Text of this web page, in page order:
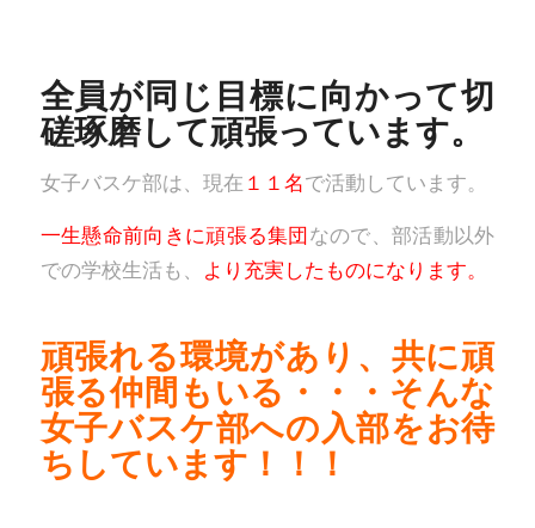
全員が同じ目標に向かって切
磋琢磨して頑張っています。
女子バスケ部は、現在 １１名で活動しています。
一生懸命前向きに頑張る集団なので、部活動以外
での学校生活も、
より充実したものになります。
頑張れる環境があり、共に頑
張る仲間もいる・・・そんな
女子バスケ部への入部をお待
ちしています！！！